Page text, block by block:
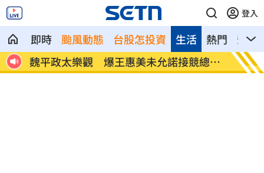
登入
即時 颱風動態 台股怎投資 熱門 影音
生活
有
魏平政太樂觀 爆王惠美未允諾接競總主
委
川普
45000